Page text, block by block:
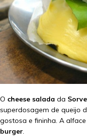
O cheese salada da
superdosagem de queijo
gostosa e fininha. A
burger.